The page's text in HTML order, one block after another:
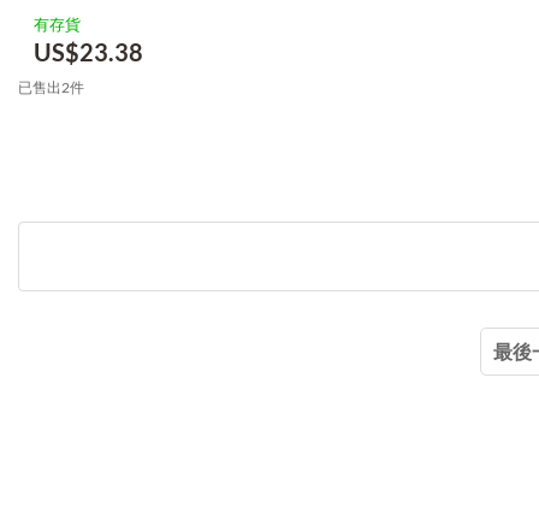
有存貨
US$23.38
已售出2件
最後